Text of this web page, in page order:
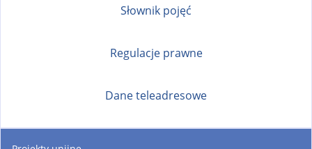
Słownik pojęć
Regulacje prawne
Dane teleadresowe